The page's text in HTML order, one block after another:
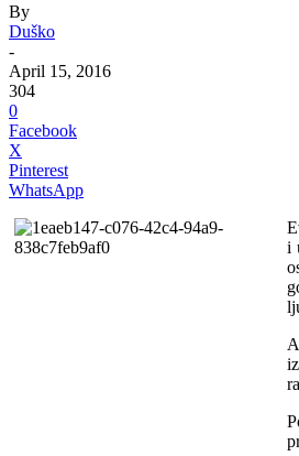
By
Duško
-
April 15, 2016
304
0
Facebook
X
Pinterest
WhatsApp
i